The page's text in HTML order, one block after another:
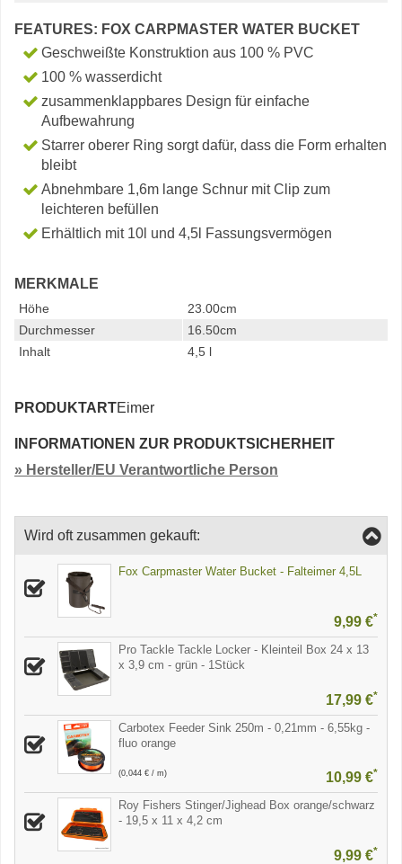
FEATURES: FOX CARPMASTER WATER BUCKET
Geschweißte Konstruktion aus 100 % PVC
100 % wasserdicht
zusammenklappbares Design für einfache
Aufbewahrung
Starrer oberer Ring sorgt dafür, dass die Form erhalten
bleibt
Abnehmbare 1,6m lange Schnur mit Clip zum
leichteren befüllen
Erhältlich mit 10l und 4,5l Fassungsvermögen
MERKMALE
Höhe
23.00cm
Durchmesser
16.50cm
Inhalt
4,5 l
PRODUKTARTEimer
INFORMATIONEN ZUR PRODUKTSICHERHEIT
» Hersteller/EU Verantwortliche Person
Wird oft zusammen gekauft:
Fox Carpmaster Water Bucket - Falteimer 4,5L
9,99 €*
Pro Tackle Tackle Locker - Kleinteil Box 24 x 13
x 3,9 cm - grün - 1Stück
17,99 €*
Carbotex Feeder Sink 250m - 0,21mm - 6,55kg -
fluo orange
(0,044 € / m) 10,99 €*
Roy Fishers Stinger/Jighead Box orange/schwarz
- 19,5 x 11 x 4,2 cm
9,99 €*